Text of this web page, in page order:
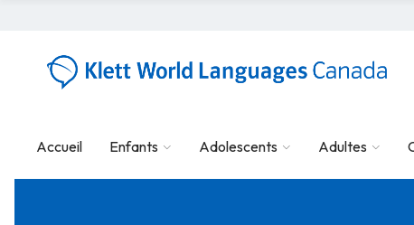
Accueil Enfants Adolescents Adultes